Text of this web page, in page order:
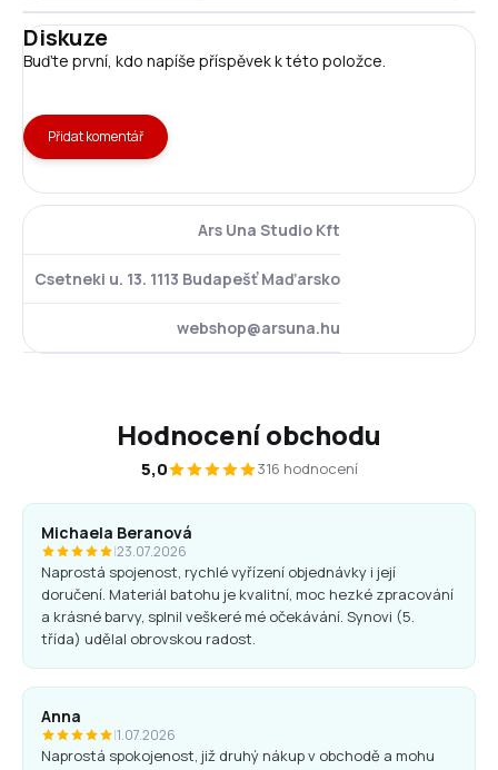
Diskuze
Buďte první, kdo napíše příspěvek k této položce.
Přidat komentář
Ars Una Studio Kft
Csetneki u. 13. 1113 Budapešť Maďarsko
webshop@arsuna.hu
Hodnocení obchodu
5,0 316 hodnocení
Michaela Beranová
|23.07.2026
Naprostá spojenost, rychlé vyřízení objednávky i její
doručení. Materiál batohu je kvalitní, moc hezké zpracování
a krásné barvy, splnil veškeré mé očekávání. Synovi (5.
třída) udělal obrovskou radost.
Anna
|1.07.2026
Naprostá spokojenost, již druhý nákup v obchodě a mohu